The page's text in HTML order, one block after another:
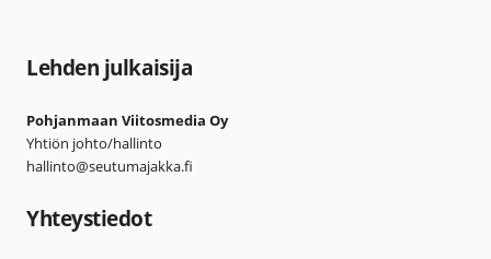
Lehden julkaisija
Pohjanmaan Viitosmedia Oy
Yhtiön johto/hallinto
hallinto@seutumajakka.fi
Yhteystiedot